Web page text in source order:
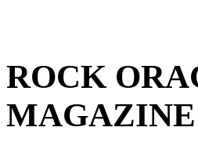
ROCK
MAGAZINE